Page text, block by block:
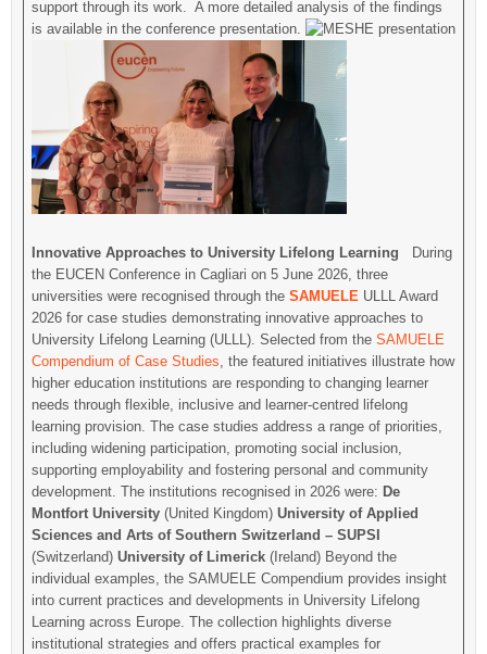
support through its work. A more detailed analysis of the findings
is available in the conference presentation.
Innovative Approaches to University Lifelong Learning During
the EUCEN Conference in Cagliari on 5 June 2026, three
universities were recognised through the SAMUELEULLL Award
2026 for case studies demonstrating innovative approaches to
University Lifelong Learning (ULLL). Selected from the SAMUELE
Compendium of Case Studies, the featured initiatives illustrate how
higher education institutions are responding to changing learner
needs through flexible, inclusive and learner-centred lifelong
learning provision. The case studies address a range of priorities,
including widening participation, promoting social inclusion,
supporting employability and fostering personal and community
development. The institutions recognised in 2026 were: De
Montfort University(United Kingdom) University of Applied
Sciences and Arts of Southern Switzerland – SUPSI
(Switzerland) University of Limerick(Ireland) Beyond the
individual examples, the SAMUELE Compendium provides insight
into current practices and developments in University Lifelong
Learning across Europe. The collection highlights diverse
institutional strategies and offers practical examples for